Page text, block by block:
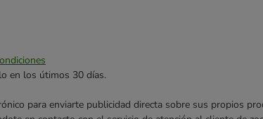
en los útimos 30 días.
para enviarte publicidad directa sobre sus propios